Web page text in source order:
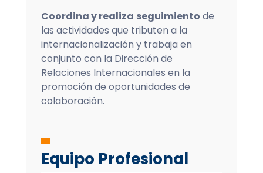
Coordina y realiza seguimiento de
las actividades que tributen a la
internacionalización y trabaja en
conjunto con la Dirección de
Relaciones Internacionales en la
promoción de oportunidades de
colaboración.
Equipo Profesional